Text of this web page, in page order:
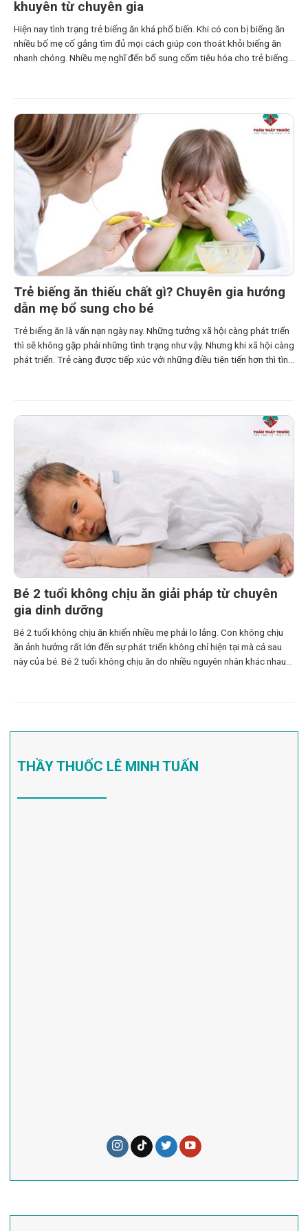
khuyên từ chuyên gia
Hiện nay tình trạng trẻ biếng ăn khá phổ biến. Khi có con bị biếng ăn
nhiều bố mẹ cố gắng tìm đủ mọi cách giúp con thoát khỏi biếng ăn
nhanh chóng. Nhiều mẹ nghĩ đến bổ sung cốm tiêu hóa cho trẻ biếng
Trẻ biếng ăn thiếu chất gì? Chuyên gia hướng
dẫn mẹ bổ sung cho bé
Trẻ biếng ăn là vấn nạn ngày nay. Những tưởng xã hội càng phát triển
thì sẽ không gặp phải những tình trạng như vậy. Nhưng khi xã hội càng
phát triển. Trẻ càng được tiếp xúc với những điều tiên tiến hơn thì tình
Bé 2 tuổi không chịu ăn giải pháp từ chuyên
gia dinh dưỡng
Bé 2 tuổi không chịu ăn khiến nhiều mẹ phải lo lắng. Con không chịu
ăn ảnh hưởng rất lớn đến sự phát triển không chỉ hiện tại mà cả sau
này của bé. Bé 2 tuổi không chịu ăn do nhiều nguyên nhân khác nhau
THẦY THUỐC LÊ MINH TUẤN